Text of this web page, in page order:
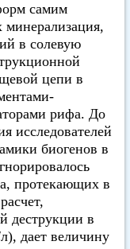
самим
в солевую
цепи в
рифа. До
исследователей
биогенов в
протекающих в
деструкции в
дает величину